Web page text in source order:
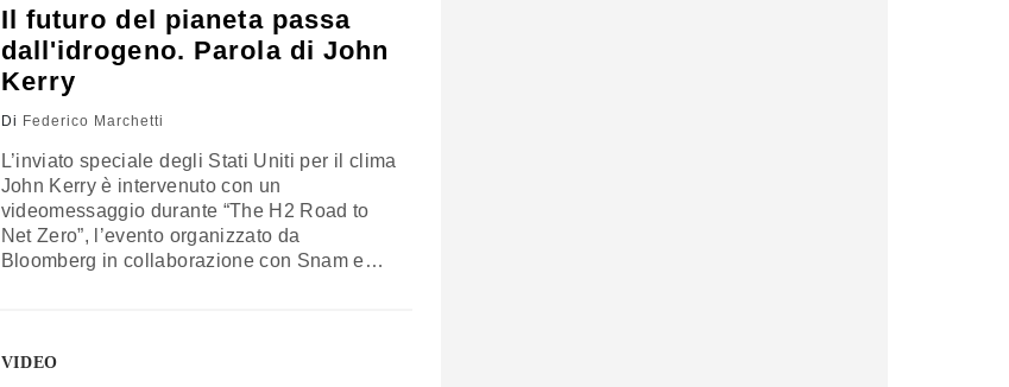
rappresenta il sistema di trasporto
dell'energia elettrica come una spina dorsale
che, attraverso la…
Il futuro del pianeta passa
dall'idrogeno. Parola di John
Kerry
Di Federico Marchetti
L’inviato speciale degli Stati Uniti per il clima
John Kerry è intervenuto con un
videomessaggio durante “The H2 Road to
Net Zero”, l’evento organizzato da
Bloomberg in collaborazione con Snam e
VIDEO